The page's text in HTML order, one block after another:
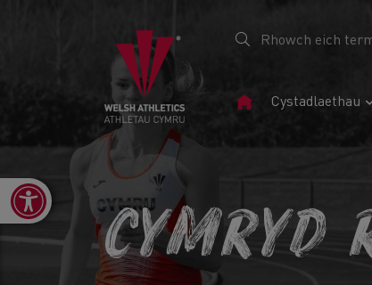
Tudalen
Cystadlaethau
Open toolbar
CYMRYD